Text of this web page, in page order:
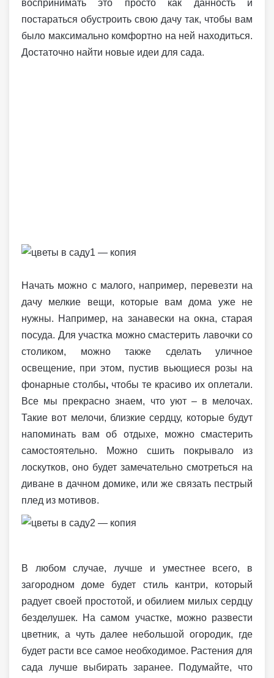
воспринимать это просто как данность и
постараться обустроить свою дачу так, чтобы вам
было максимально комфортно на ней находиться.
Достаточно найти новые идеи для сада.
Начать можно с малого, например, перевезти на
дачу мелкие вещи, которые вам дома уже не
нужны. Например, на занавески на окна, старая
посуда. Для участка можно смастерить лавочки со
столиком, можно также сделать уличное
освещение, при этом, пустив вьющиеся розы на
фонарные столбы, чтобы те красиво их оплетали.
Все мы прекрасно знаем, что уют – в мелочах.
Такие вот мелочи, близкие сердцу, которые будут
напоминать вам об отдыхе, можно смастерить
самостоятельно. Можно сшить покрывало из
лоскутков, оно будет замечательно смотреться на
диване в дачном домике, или же связать пестрый
плед из мотивов.
В любом случае, лучше и уместнее всего, в
загородном доме будет стиль кантри, который
радует своей простотой, и обилием милых сердцу
безделушек. На самом участке, можно развести
цветник, а чуть далее небольшой огородик, где
будет расти все самое необходимое. Растения для
сада лучше выбирать заранее. Подумайте, что